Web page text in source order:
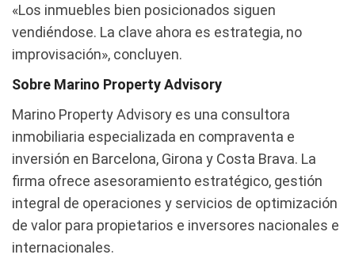
«Los inmuebles bien posicionados siguen
vendiéndose. La clave ahora es estrategia, no
improvisación», concluyen.
Sobre Marino Property Advisory
Marino Property Advisory es una consultora
inmobiliaria especializada en compraventa e
inversión en Barcelona, Girona y Costa Brava. La
firma ofrece asesoramiento estratégico, gestión
integral de operaciones y servicios de optimización
de valor para propietarios e inversores nacionales e
internacionales.